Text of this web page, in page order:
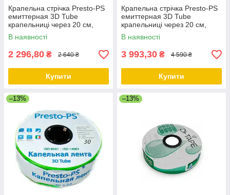
Крапельна стрічка Presto-PS
емиттерная 3D Tube
крапельниці через 20 см,
витрата 2.7 л/год, довжина
1000 м
В наявності
2 296,80 ₴ 2 640 ₴
Купити
Крапельна стрічка Presto-PS
емиттерная 3D Tube
крапельниці через 20 см,
витрата 2.7 л/год, довжина
2000 м
В наявності
3 993,30 ₴ 4 590 ₴
Купити
–13% –13%